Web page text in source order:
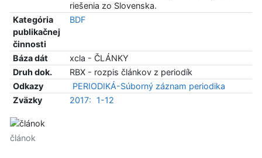
riešenia zo Slovenska.
Kategória
publikačnej
činnosti
BDF
Báza dát
xcla - ČLÁNKY
Druh dok.
RBX - rozpis článkov z periodík
Odkazy
PERIODIKÁ-Súborný záznam periodika
Zväzky
2017: 1-12
článok